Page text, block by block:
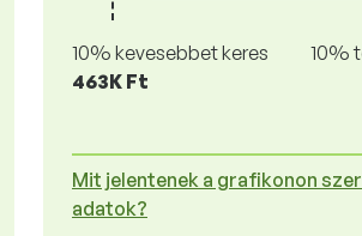
10% kevesebbet keres
463K Ft
10%
Mit jelentenek a grafikonon
adatok?